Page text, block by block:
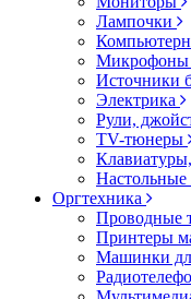
Лампочки
Микрофоны
Источники
Электрика
Рули,
TV-тюнеры
Оргтехника
Проводные
Принтеры
Машинки